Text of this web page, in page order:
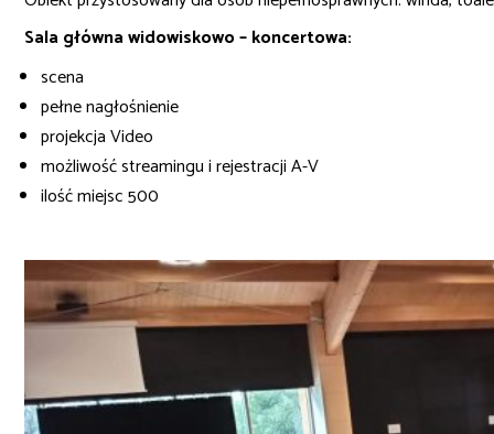
Sala główna widowiskowo – koncertowa:
scena
pełne nagłośnienie
projekcja Video
możliwość streamingu i rejestracji A-V
ilość miejsc 500